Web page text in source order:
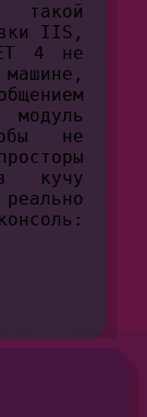
IIS,
4 не
не
кучу